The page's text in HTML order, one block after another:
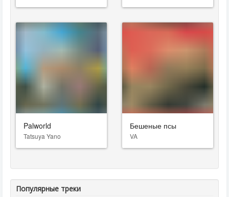
Palworld
Tatsuya Yano
Бешеные псы
VA
Популярные треки